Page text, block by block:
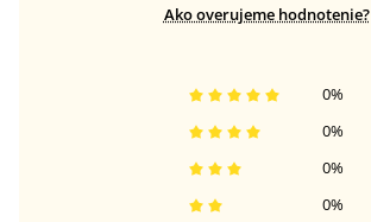
Ako overujeme hodnotenie?
0%
0%
0%
0%